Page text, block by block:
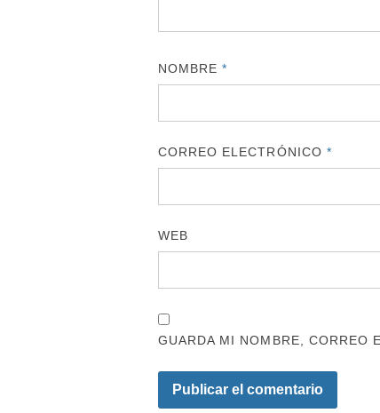
NOMBRE*
CORREO ELECTRÓNICO *
WEB
GUARDA MI NOMBRE, CORREO